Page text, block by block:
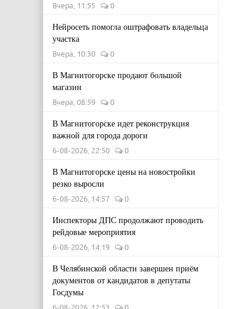
Вчера, 11:55 0
Нейросеть помогла оштрафовать владельца
участка
Вчера, 10:30 0
В Магнитогорске продают большой
магазин
Вчера, 08:59 0
В Магнитогорске идет реконструкция
важной для города дороги
6-08-2026, 22:50 0
В Магнитогорске цены на новостройки
резко выросли
6-08-2026, 14:57 0
Инспекторы ДПС продолжают проводить
рейдовые мероприятия
6-08-2026, 14:19 0
В Челябинской области завершен приём
документов от кандидатов в депутаты
Госдумы